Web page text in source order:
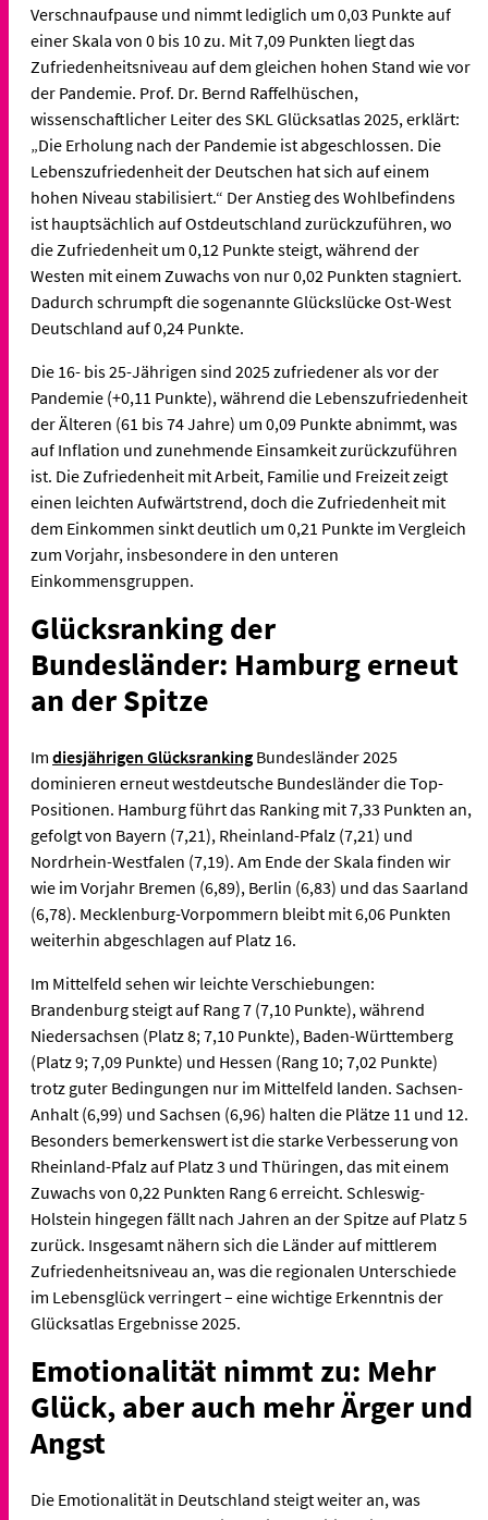
Verschnaufpause und nimmt lediglich um 0,03 Punkte auf
einer Skala von 0 bis 10 zu. Mit 7,09 Punkten liegt das
Zufriedenheitsniveau auf dem gleichen hohen Stand wie vor
der Pandemie. Prof. Dr. Bernd Raffelhüschen,
wissenschaftlicher Leiter des SKL Glücksatlas 2025, erklärt:
„Die Erholung nach der Pandemie ist abgeschlossen. Die
Lebenszufriedenheit der Deutschen hat sich auf einem
hohen Niveau stabilisiert.“ Der Anstieg des Wohlbefindens
ist hauptsächlich auf Ostdeutschland zurückzuführen, wo
die Zufriedenheit um 0,12 Punkte steigt, während der
Westen mit einem Zuwachs von nur 0,02 Punkten stagniert.
Dadurch schrumpft die sogenannte Glückslücke Ost-West
Deutschland auf 0,24 Punkte.
Die 16- bis 25-Jährigen sind 2025 zufriedener als vor der
Pandemie (+0,11 Punkte), während die Lebenszufriedenheit
der Älteren (61 bis 74 Jahre) um 0,09 Punkte abnimmt, was
auf Inflation und zunehmende Einsamkeit zurückzuführen
ist. Die Zufriedenheit mit Arbeit, Familie und Freizeit zeigt
einen leichten Aufwärtstrend, doch die Zufriedenheit mit
dem Einkommen sinkt deutlich um 0,21 Punkte im Vergleich
zum Vorjahr, insbesondere in den unteren
Einkommensgruppen.
Glücksranking der
Bundesländer: Hamburg erneut
an der Spitze
Im diesjährigen Glücksranking Bundesländer 2025
dominieren erneut westdeutsche Bundesländer die Top-
Positionen. Hamburg führt das Ranking mit 7,33 Punkten an,
gefolgt von Bayern (7,21), Rheinland-Pfalz (7,21) und
Nordrhein-Westfalen (7,19). Am Ende der Skala finden wir
wie im Vorjahr Bremen (6,89), Berlin (6,83) und das Saarland
(6,78). Mecklenburg-Vorpommern bleibt mit 6,06 Punkten
weiterhin abgeschlagen auf Platz 16.
Im Mittelfeld sehen wir leichte Verschiebungen:
Brandenburg steigt auf Rang 7 (7,10 Punkte), während
Niedersachsen (Platz 8; 7,10 Punkte), Baden-Württemberg
(Platz 9; 7,09 Punkte) und Hessen (Rang 10; 7,02 Punkte)
trotz guter Bedingungen nur im Mittelfeld landen. Sachsen-
Anhalt (6,99) und Sachsen (6,96) halten die Plätze 11 und 12.
Besonders bemerkenswert ist die starke Verbesserung von
Rheinland-Pfalz auf Platz 3 und Thüringen, das mit einem
Zuwachs von 0,22 Punkten Rang 6 erreicht. Schleswig-
Holstein hingegen fällt nach Jahren an der Spitze auf Platz 5
zurück. Insgesamt nähern sich die Länder auf mittlerem
Zufriedenheitsniveau an, was die regionalen Unterschiede
im Lebensglück verringert – eine wichtige Erkenntnis der
Glücksatlas Ergebnisse 2025.
Emotionalität nimmt zu: Mehr
Glück, aber auch mehr Ärger und
Angst
Die Emotionalität in Deutschland steigt weiter an, was